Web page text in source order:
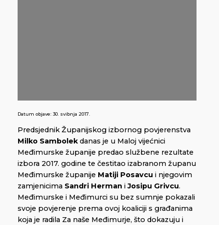
Datum objave: 30. svibnja 2017.
Predsjednik Županijskog izbornog povjerenstva
Milko Sambolekdanas je u Maloj vijećnici
Međimurske županije predao službene rezultate
izbora 2017. godine te čestitao izabranom županu
Međimurske županije Matiji Posavcu i njegovim
zamjenicima Sandri Herman iJosipu Grivcu.
Međimurske i Međimurci su bez sumnje pokazali
svoje povjerenje prema ovoj koaliciji s građanima
koja je radila Za naše Međimurje, što dokazuju i